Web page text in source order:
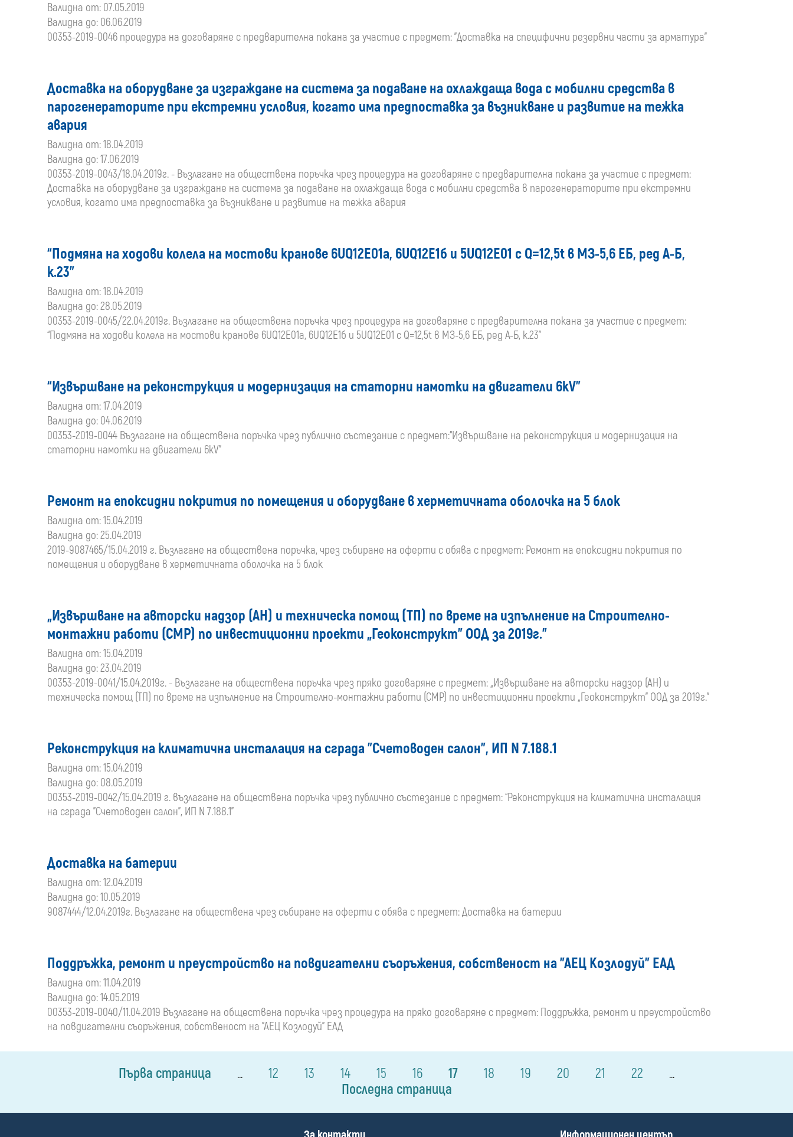
Валидна от: 07.05.2019
Валидна до: 06.06.2019
00353-2019-0046 процедура на договаряне с предварителна покана за участие с предмет: "Доставка на специфични резервни части за арматура"
Доставка на оборудване за изграждане на система за подаване на охлаждаща вода с мобилни средства в
парогенераторите при екстремни условия, когато има предпоставка за възникване и развитие на тежка
авария
Валидна от: 18.04.2019
Валидна до: 17.06.2019
00353-2019-0043/18.04.2019г. - Възлагане на обществена поръчка чрез процедура на договаряне с предварителна покана за участие с предмет:
Доставка на оборудване за изграждане на система за подаване на охлаждаща вода с мобилни средства в парогенераторите при екстремни
условия, когато има предпоставка за възникване и развитие на тежка авария
“Подмяна на ходови колела на мостови кранове 6UQ12E01a, 6UQ12E1б и 5UQ12E01 с Q=12,5t в МЗ-5,6 ЕБ, ред А-Б,
к.23”
Валидна от: 18.04.2019
Валидна до: 28.05.2019
00353-2019-0045/22.04.2019г. Възлагане на обществена поръчка чрез процедура на договаряне с предварителна покана за участие с предмет:
“Подмяна на ходови колела на мостови кранове 6UQ12E01a, 6UQ12E1б и 5UQ12E01 с Q=12,5t в МЗ-5,6 ЕБ, ред А-Б, к.23”
“Извършване на реконструкция и модернизация на статорни намотки на двигатели 6kV”
Валидна от: 17.04.2019
Валидна до: 04.06.2019
00353-2019-0044 Възлагане на обществена поръчка чрез публично състезание с предмет:“Извършване на реконструкция и модернизация на
статорни намотки на двигатели 6kV”
Ремонт на епоксидни покрития по помещения и оборудване в херметичната оболочка на 5 блок
Валидна от: 15.04.2019
Валидна до: 25.04.2019
2019-9087465/15.04.2019 г. Възлагане на обществена поръчка, чрез събиране на оферти с обява с предмет: Ремонт на епоксидни покрития по
помещения и оборудване в херметичната оболочка на 5 блок
„Извършване на авторски надзор (АН) и техническа помощ (ТП) по време на изпълнение на Строително-
монтажни работи (СМР) по инвестиционни проекти „Геоконструкт” ООД за 2019г.”
Валидна от: 15.04.2019
Валидна до: 23.04.2019
00353-2019-0041/15.04.2019г. - Възлагане на обществена поръчка чрез пряко договаряне с предмет: „Извършване на авторски надзор (АН) и
техническа помощ (ТП) по време на изпълнение на Строително-монтажни работи (СМР) по инвестиционни проекти „Геоконструкт” ООД за 2019г.”
Реконструкция на климатична инсталация на сграда "Счетоводен салон", ИП N 7.188.1
Валидна от: 15.04.2019
Валидна до: 08.05.2019
00353-2019-0042/15.04.2019 г. възлагане на обществена поръчка чрез публично състезание с предмет: “Реконструкция на климатична инсталация
на сграда "Счетоводен салон", ИП N 7.188.1”
Доставка на батерии
Валидна от: 12.04.2019
Валидна до: 10.05.2019
9087444/12.04.2019г. Възлагане на обществена чрез събиране на оферти с обява с предмет: Доставка на батерии
Поддръжка, ремонт и преустройство на повдигателни съоръжения, собственост на "АЕЦ Козлодуй" ЕАД
Валидна от: 11.04.2019
Валидна до: 14.05.2019
00353-2019-0040/11.04.2019 Възлагане на обществена поръчка чрез процедура на пряко договаряне с предмет: Поддръжка, ремонт и преустройство
на повдигателни съоръжения, собственост на "АЕЦ Козлодуй" ЕАД
Първа страница ... 12 13 14 15 16 17 18 19 20 21 22 ...
Последна страница
П П